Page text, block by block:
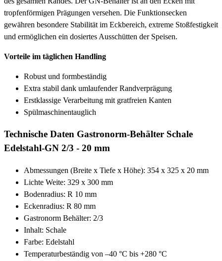
tropfenförmigen Prägungen versehen. Die Funktionsecken
gewähren besondere Stabilität im Eckbereich, extreme Stoßfestigkeit
und ermöglichen ein dosiertes Ausschütten der Speisen.
Vorteile im täglichen Handling
Robust und formbeständig
Extra stabil dank umlaufender Randverprägung
Erstklassige Verarbeitung mit gratfreien Kanten
Spülmaschinentauglich
Technische Daten Gastronorm-Behälter Schale
Edelstahl-GN 2/3 - 20 mm
Abmessungen (Breite x Tiefe x Höhe): 354 x 325 x 20 mm
Lichte Weite: 329 x 300 mm
Bodenradius: R 10 mm
Eckenradius: R 80 mm
Gastronorm Behälter: 2/3
Inhalt: Schale
Farbe: Edelstahl
Temperaturbeständig von –40 °C bis +280 °C